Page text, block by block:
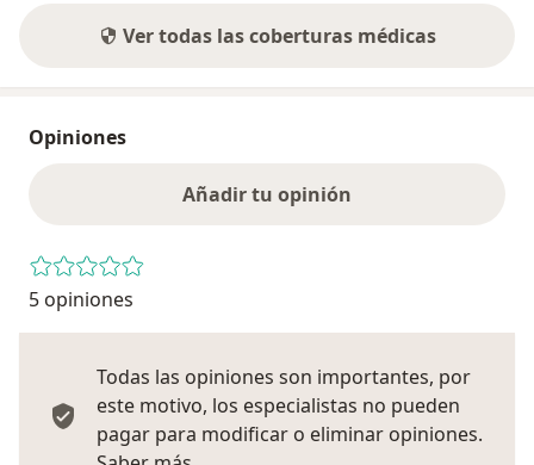
Ver todas las coberturas médicas
Opiniones
Añadir tu opinión
5 opiniones
Todas las opiniones son importantes, por
este motivo, los especialistas no pueden
pagar para modificar o eliminar opiniones.